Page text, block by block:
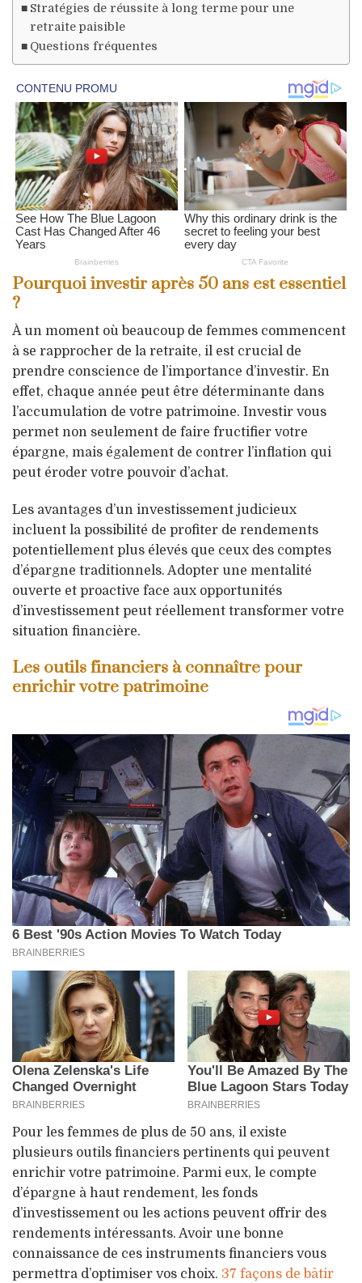
Stratégies de réussite à long terme pour une
retraite paisible
Questions fréquentes
Pourquoi investir après 50 ans est essentiel
?
À un moment où beaucoup de femmes commencent
à se rapprocher de la retraite, il est crucial de
prendre conscience de l’importance d’investir. En
effet, chaque année peut être déterminante dans
l’accumulation de votre patrimoine. Investir vous
permet non seulement de faire fructifier votre
épargne, mais également de contrer l’inflation qui
peut éroder votre pouvoir d’achat.
Les avantages d’un investissement judicieux
incluent la possibilité de profiter de rendements
potentiellement plus élevés que ceux des comptes
d’épargne traditionnels. Adopter une mentalité
ouverte et proactive face aux opportunités
d’investissement peut réellement transformer votre
situation financière.
Les outils financiers à connaître pour
enrichir votre patrimoine
Pour les femmes de plus de 50 ans, il existe
plusieurs outils financiers pertinents qui peuvent
enrichir votre patrimoine. Parmi eux, le compte
d’épargne à haut rendement, les fonds
d’investissement ou les actions peuvent offrir des
rendements intéressants. Avoir une bonne
connaissance de ces instruments financiers vous
permettra d’optimiser vos choix. 37 façons de bâtir